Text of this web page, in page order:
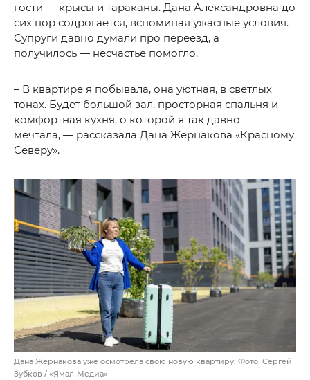
гости — крысы и тараканы. Дана Александровна до
сих пор содрогается, вспоминая ужасные условия.
Супруги давно думали про переезд, а
получилось — несчастье помогло.
– В квартире я побывала, она уютная, в светлых
тонах. Будет большой зал, просторная спальня и
комфортная кухня, о которой я так давно
мечтала, — рассказала Дана Жернакова «Красному
Северу».
Дана Жернакова уже осмотрела свою новую квартиру. Фото: Сергей
Зубков / «Ямал-Медиа»